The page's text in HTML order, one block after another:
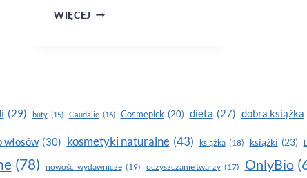
WIĘCEJ PIANKI
(29) buty (15) Caudalie (16) Cosmepick (20) dieta (27) dobra książka
(30) kosmetyki naturalne (43) książka (18) książki (23)
(78) nowości wydawnicze (19) oczyszczanie twarzy (17) OnlyBio